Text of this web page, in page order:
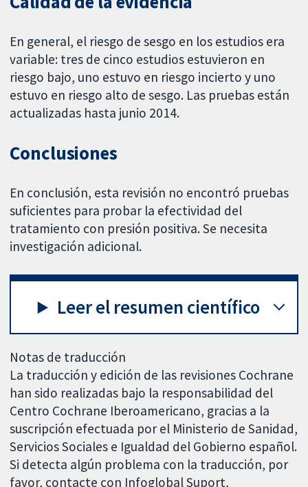
En general, el riesgo de sesgo en los estudios era
variable: tres de cinco estudios estuvieron en
riesgo bajo, uno estuvo en riesgo incierto y uno
estuvo en riesgo alto de sesgo. Las pruebas están
actualizadas hasta junio 2014.
Conclusiones
En conclusión, esta revisión no encontró pruebas
suficientes para probar la efectividad del
tratamiento con presión positiva. Se necesita
investigación adicional.
Leer el resumen científico
Notas de traducción
La traducción y edición de las revisiones Cochrane
han sido realizadas bajo la responsabilidad del
Centro Cochrane Iberoamericano, gracias a la
suscripción efectuada por el Ministerio de Sanidad,
Servicios Sociales e Igualdad del Gobierno español.
Si detecta algún problema con la traducción, por
favor, contacte con Infoglobal Suport,